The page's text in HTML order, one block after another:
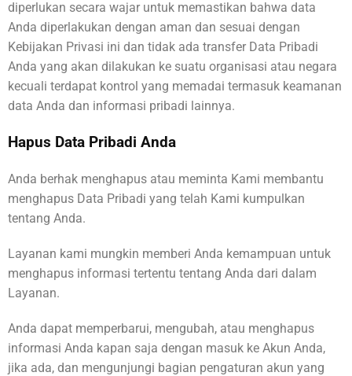
diperlukan secara wajar untuk memastikan bahwa data
Anda diperlakukan dengan aman dan sesuai dengan
Kebijakan Privasi ini dan tidak ada transfer Data Pribadi
Anda yang akan dilakukan ke suatu organisasi atau negara
kecuali terdapat kontrol yang memadai termasuk keamanan
data Anda dan informasi pribadi lainnya.
Hapus Data Pribadi Anda
Anda berhak menghapus atau meminta Kami membantu
menghapus Data Pribadi yang telah Kami kumpulkan
tentang Anda.
Layanan kami mungkin memberi Anda kemampuan untuk
menghapus informasi tertentu tentang Anda dari dalam
Layanan.
Anda dapat memperbarui, mengubah, atau menghapus
informasi Anda kapan saja dengan masuk ke Akun Anda,
jika ada, dan mengunjungi bagian pengaturan akun yang